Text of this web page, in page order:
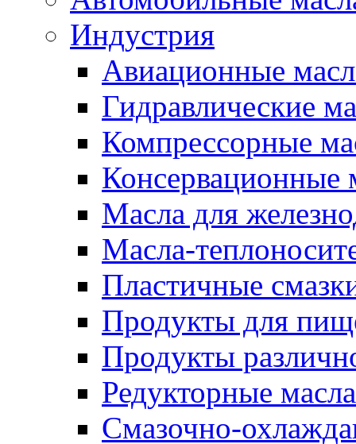
Индустрия
Авиационные
Гидравлические
Компрессорные
Консервационные
Масла для
Масла-
Пластичные
Продукты для
Продукты
Редукторные масла
Смазочно-